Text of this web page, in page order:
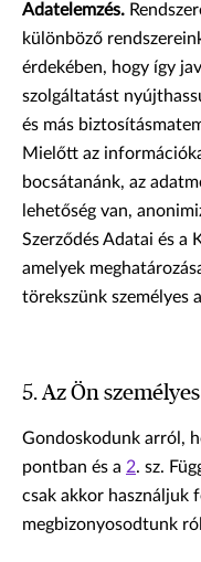
Adatelemzés.
különböző
érdekében, hogy így
szolgáltatást
és más
Mielőtt az
bocsátanánk, az
lehetőség van,
Szerződés Adatai és a
amelyek
törekszünk személyes
5. Az Ön
Gondoskodunk arról,
pontban és a 2. sz.
csak akkor használjuk
megbizonyosodtunk